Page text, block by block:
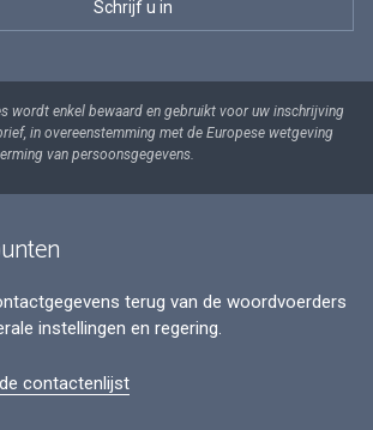
wordt enkel bewaard en gebruikt voor uw inschrijving
in overeenstemming met de Europese wetgeving
van persoonsgegevens.
terug van de woordvoerders
instellingen en regering.
contactenlijst